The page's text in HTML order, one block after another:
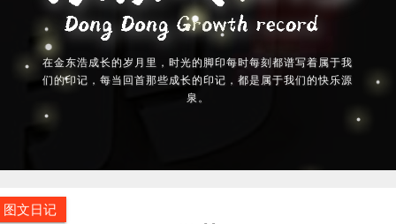
在金东浩成长的岁月里，时光的脚印每时每刻都谱写着属于我
们的印记，每当回首那些成长的印记，都是属于我们的快乐源
泉。
图文日记